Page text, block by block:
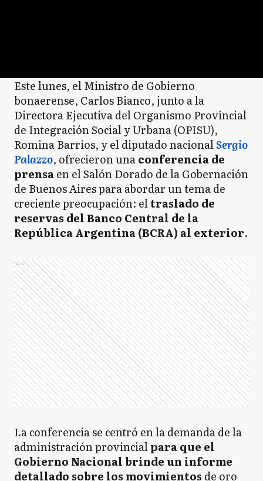
Este lunes, el Ministro de Gobierno
bonaerense, Carlos Bianco, junto a la
Directora Ejecutiva del Organismo Provincial
de Integración Social y Urbana (OPISU),
Romina Barrios, y el diputado nacionalSergio
Palazzo, ofrecieron unaconferencia de
prensaen el Salón Dorado de la Gobernación
de Buenos Aires para abordar un tema de
creciente preocupación: eltraslado de
reservas del Banco Central de la
República Argentina (BCRA) al exterior.
Ads
La conferencia se centró en la demanda de la
administración provincialpara que el
Gobierno Nacional brinde un informe
detallado sobre los movimientos de oro